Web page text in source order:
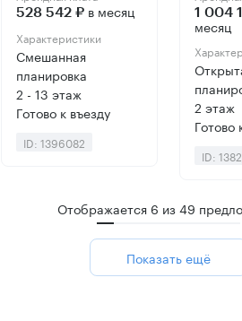
528 542 ₽ в месяц
Характеристики
Смешанная
планировка
2 - 13 этаж
Готово к въезду
ID: 1396082
1 004
месяц
2 этаж
Готово
ID:
Отображается 6 из49
Показать ещё